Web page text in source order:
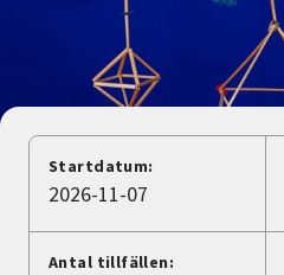
Starta studiecirkel
Cirkelledare
Nyheter
Avdelningar
Startdatum:
2026-11-07
Antal tillfällen: